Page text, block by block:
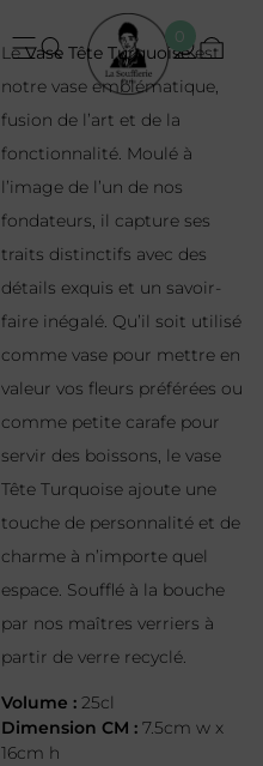
0
LeVase Tête Turquoiseest
notre vase emblématique,
fusion de l’art et de la
fonctionnalité. Moulé à
l’image de l’un de nos
fondateurs, il capture ses
traits distinctifs avec des
détails exquis et un savoir-
faire inégalé. Qu’il soit utilisé
comme vase pour mettre en
valeur vos fleurs préférées ou
comme petite carafe pour
servir des boissons, le vase
Tête Turquoise ajoute une
touche de personnalité et de
charme à n’importe quel
espace. Soufflé à la bouche
par nos maîtres verriers à
partir de verre recyclé.
Volume : 25cl
Dimension CM : 7.5cm w x
16cm h